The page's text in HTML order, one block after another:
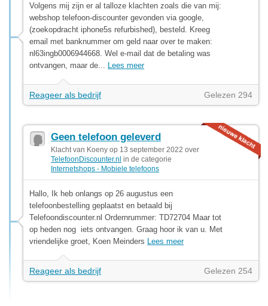
Volgens mij zijn er al talloze klachten zoals die van mij:
webshop telefoon-discounter gevonden via google,
(zoekopdracht iphone5s refurbished), besteld. Kreeg
email met banknummer om geld naar over te maken:
nl63ingb0006944668. Wel e-mail dat de betaling was
ontvangen, maar de... Lees meer
Reageer als bedrijf Gelezen 294
Geen telefoon geleverd
Klacht van Koeny op 13 september 2022 over
TelefoonDiscounter.nl in de categorie
Internetshops - Mobiele telefoons
Hallo, Ik heb onlangs op 26 augustus een
telefoonbestelling geplaatst en betaald bij
Telefoondiscounter.nl Ordernrummer: TD72704 Maar tot
op heden nog iets ontvangen. Graag hoor ik van u. Met
vriendelijke groet, Koen Meinders Lees meer
Reageer als bedrijf Gelezen 254